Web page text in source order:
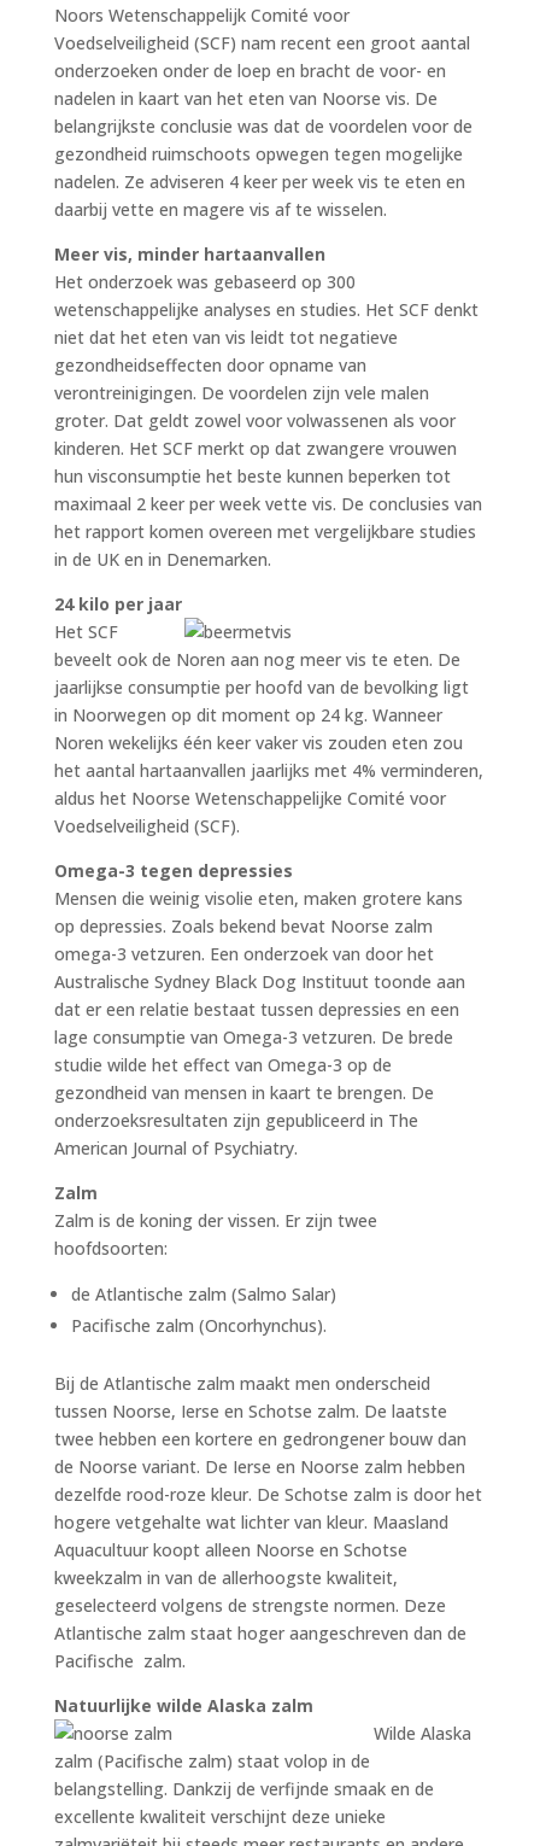
Noors Wetenschappelijk Comité voor
Voedselveiligheid (SCF) nam recent een groot aantal
onderzoeken onder de loep en bracht de voor- en
nadelen in kaart van het eten van Noorse vis. De
belangrijkste conclusie was dat de voordelen voor de
gezondheid ruimschoots opwegen tegen mogelijke
nadelen. Ze adviseren 4 keer per week vis te eten en
daarbij vette en magere vis af te wisselen.
Meer vis, minder hartaanvallen
Het onderzoek was gebaseerd op 300
wetenschappelijke analyses en studies. Het SCF denkt
niet dat het eten van vis leidt tot negatieve
gezondheidseffecten door opname van
verontreinigingen. De voordelen zijn vele malen
groter. Dat geldt zowel voor volwassenen als voor
kinderen. Het SCF merkt op dat zwangere vrouwen
hun visconsumptie het beste kunnen beperken tot
maximaal 2 keer per week vette vis. De conclusies van
het rapport komen overeen met vergelijkbare studies
in de UK en in Denemarken.
24 kilo per jaar
Het SCF
beveelt ook de Noren aan nog meer vis te eten. De
jaarlijkse consumptie per hoofd van de bevolking ligt
in Noorwegen op dit moment op 24 kg. Wanneer
Noren wekelijks één keer vaker vis zouden eten zou
het aantal hartaanvallen jaarlijks met 4% verminderen,
aldus het Noorse Wetenschappelijke Comité voor
Voedselveiligheid (SCF).
Omega-3 tegen depressies
Mensen die weinig visolie eten, maken grotere kans
op depressies. Zoals bekend bevat Noorse zalm
omega-3 vetzuren. Een onderzoek van door het
Australische Sydney Black Dog Instituut toonde aan
dat er een relatie bestaat tussen depressies en een
lage consumptie van Omega-3 vetzuren. De brede
studie wilde het effect van Omega-3 op de
gezondheid van mensen in kaart te brengen. De
onderzoeksresultaten zijn gepubliceerd in The
American Journal of Psychiatry.
Zalm
Zalm is de koning der vissen. Er zijn twee
hoofdsoorten:
de Atlantische zalm (Salmo Salar)
Pacifische zalm (Oncorhynchus).
Bij de Atlantische zalm maakt men onderscheid
tussen Noorse, Ierse en Schotse zalm. De laatste
twee hebben een kortere en gedrongener bouw dan
de Noorse variant. De Ierse en Noorse zalm hebben
dezelfde rood-roze kleur. De Schotse zalm is door het
hogere vetgehalte wat lichter van kleur. Maasland
Aquacultuur koopt alleen Noorse en Schotse
kweekzalm in van de allerhoogste kwaliteit,
geselecteerd volgens de strengste normen. Deze
Atlantische zalm staat hoger aangeschreven dan de
Pacifische zalm.
Natuurlijke wilde Alaska zalm
Wilde Alaska
zalm (Pacifische zalm) staat volop in de
belangstelling. Dankzij de verfijnde smaak en de
excellente kwaliteit verschijnt deze unieke